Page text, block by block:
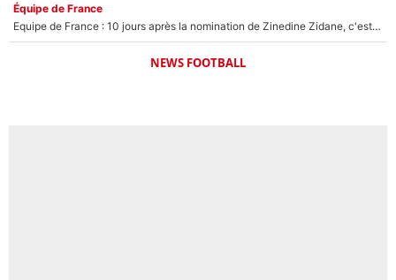
Équipe de France
Equipe de France : 10 jours après la nomination de Zinedine Zidane, c'est au tour de son fils de prendre un nouveau départ !
NEWS FOOTBALL